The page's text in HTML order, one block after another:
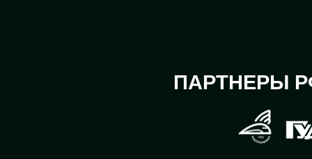
ПАРТНЕРЫ